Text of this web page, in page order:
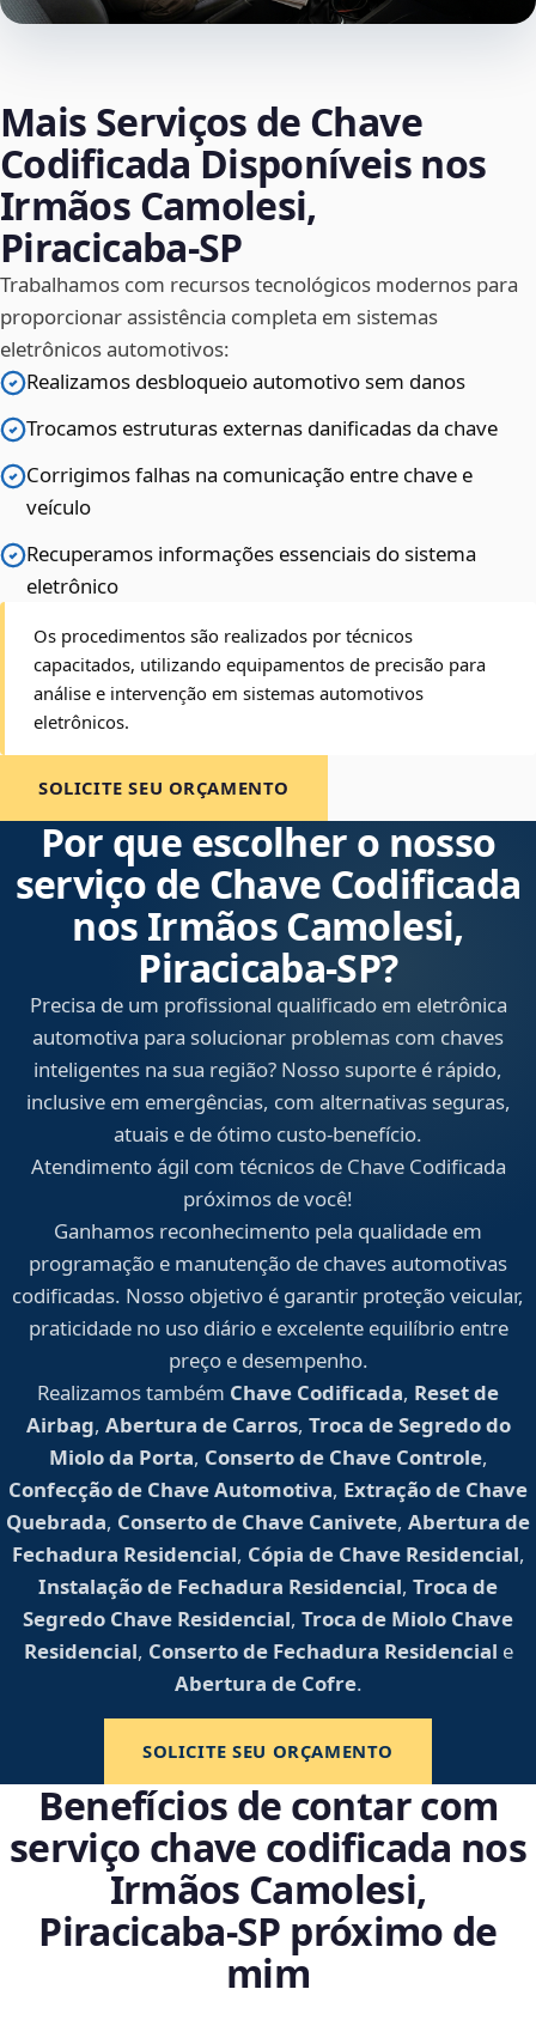
Mais Serviços de Chave
Codificada Disponíveis nos
Irmãos Camolesi,
Piracicaba‑SP
Trabalhamos com recursos tecnológicos modernos para
proporcionar assistência completa em sistemas
eletrônicos automotivos:
Realizamos desbloqueio automotivo sem danos
Trocamos estruturas externas danificadas da chave
Corrigimos falhas na comunicação entre chave e
veículo
Recuperamos informações essenciais do sistema
eletrônico
Os procedimentos são realizados por técnicos
capacitados, utilizando equipamentos de precisão para
análise e intervenção em sistemas automotivos
eletrônicos.
SOLICITE SEU ORÇAMENTO
Por que escolher o nosso
serviço de Chave Codificada
nos Irmãos Camolesi,
Piracicaba‑SP?
Precisa de um profissional qualificado em eletrônica
automotiva para solucionar problemas com chaves
inteligentes na sua região? Nosso suporte é rápido,
inclusive em emergências, com alternativas seguras,
atuais e de ótimo custo-benefício.
Atendimento ágil com técnicos de Chave Codificada
próximos de você!
Ganhamos reconhecimento pela qualidade em
programação e manutenção de chaves automotivas
codificadas. Nosso objetivo é garantir proteção veicular,
praticidade no uso diário e excelente equilíbrio entre
preço e desempenho.
Realizamos também Chave Codificada, Reset de
Airbag, Abertura de Carros, Troca de Segredo do
Miolo da Porta, Conserto de Chave Controle,
Confecção de Chave Automotiva, Extração de Chave
Quebrada, Conserto de Chave Canivete, Abertura de
Fechadura Residencial, Cópia de Chave Residencial,
Instalação de Fechadura Residencial, Troca de
Segredo Chave Residencial, Troca de Miolo Chave
Residencial, Conserto de Fechadura Residencial e
Abertura de Cofre.
SOLICITE SEU ORÇAMENTO
Benefícios de contar com
serviço chave codificada nos
Irmãos Camolesi,
Piracicaba‑SP próximo de
mim